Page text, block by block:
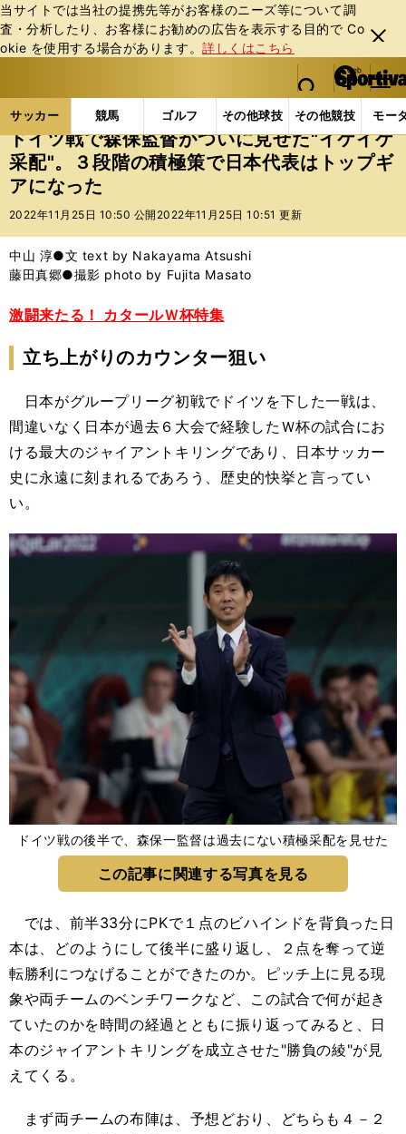
当サイトでは当社の提携先等がお客様のニーズ等について調
査・分析したり、お客様にお勧めの広告を表⽰する⽬的で Co
okie を使⽤する場合があります。詳しくはこちら
閉じ
る
web Sportiva (webスポルティーバ)
検索
マイペ
ー
ジ
メニュ
サッカー 競馬 ゴルフ その他球技 その他競技 モー
ス
ポ
ル
テ
ー
バ
サッカーの記事一覧 サッカー代表 日本代表 ド
ドイツ戦で森保監督がついに見せた"イケイケ
采配"。３段階の積極策で日本代表はトップギ
アになった
2022年11月25日 10:50 公開 2022年11月25日 10:51 更新
中山 淳●文 text by Nakayama Atsushi
藤田真郷●撮影 photo by Fujita Masato
激闘来たる！ カタールＷ杯特集
立ち上がりのカウンター狙い
日本がグループリーグ初戦でドイツを下した一戦は、
間違いなく日本が過去６大会で経験したＷ杯の試合にお
ける最大のジャイアントキリングであり、日本サッカー
史に永遠に刻まれるであろう、歴史的快挙と言ってい
い。
ドイツ戦の後半で、森保一監督は過去にない積極采配を見せた
この記事に関連する写真を見る
では、前半33分にPKで１点のビハインドを背負った日
本は、どのようにして後半に盛り返し、２点を奪って逆
転勝利につなげることができたのか。ピッチ上に見る現
象や両チームのベンチワークなど、この試合で何が起き
ていたのかを時間の経過とともに振り返ってみると、日
本のジャイアントキリングを成立させた"勝負の綾"が見
えてくる。
まず両チームの布陣は、予想どおり、どちらも４－２